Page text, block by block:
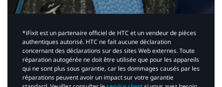
*iFixit est un partenaire officiel de HTC et un vendeur de pièces
authentiques autorisé. HTC ne fait aucune déclaration
concernant des déclarations sur des sites Web externes. Toute
réparation autogérée ne doit être utilisée que pour les appareils
qui ne sont plus sous garantie, car les dommages causés par les
réparations peuvent avoir un impact sur votre garantie